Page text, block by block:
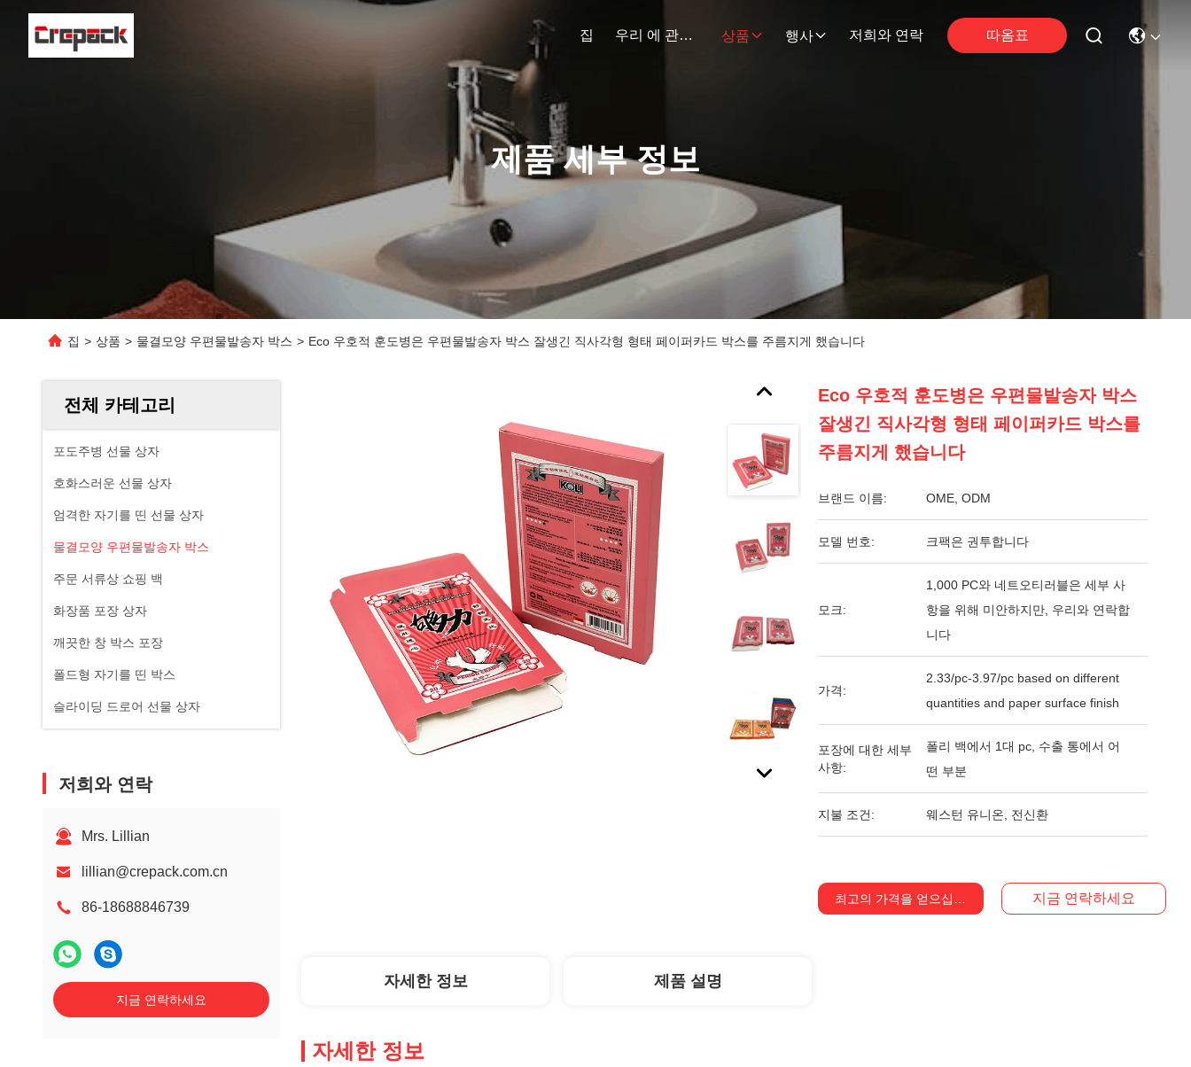
집 우리 에 관한 것 상품 행사 저희와 연락 따옴표
제품 세부 정보
집 > 상품 > 물결모양 우편물발송자 박스 > Eco 우호적 훈도병은 우편물발송자 박스 잘생긴 직사각형 형태 페이퍼카드 박스를 주름지게 했습니다
전체 카테고리
포도주병 선물 상자
호화스러운 선물 상자
엄격한 자기를 띤 선물 상자
물결모양 우편물발송자 박스
주문 서류상 쇼핑 백
화장품 포장 상자
깨끗한 창 박스 포장
폴드형 자기를 띤 박스
슬라이딩 드로어 선물 상자
저희와 연락
Mrs. Lillian
lillian@crepack.com.cn
86-18688846739
지금 연락하세요
Eco 우호적 훈도병은 우편물발송자 박스
잘생긴 직사각형 형태 페이퍼카드 박스를
주름지게 했습니다
브랜드 이름: OME, ODM
모델 번호: 크팩은 권투합니다
모크:
1,000 PC와 네트오티러블은 세부 사
항을 위해 미안하지만, 우리와 연락합
니다
가격:
2.33/pc-3.97/pc based on different
quantities and paper surface finish
포장에 대한 세부
사항:
폴리 백에서 1대 pc, 수출 통에서 어
떤 부분
지불 조건: 웨스턴 유니온, 전신환
최고의 가격을 얻으십시오 지금 연락하세요
자세한 정보 제품 설명
자세한 정보